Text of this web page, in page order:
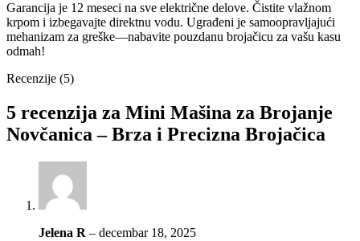
Garancija je 12 meseci na sve električne delove. Čistite vlažnom
krpom i izbegavajte direktnu vodu. Ugrađeni je samoopravljajući
mehanizam za greške—nabavite pouzdanu brojačicu za vašu kasu
odmah!
Recenzije (5)
5 recenzija za Mini Mašina za Brojanje
Novčanica – Brza i Precizna Brojačica
Jelena R – decembar 18, 2025